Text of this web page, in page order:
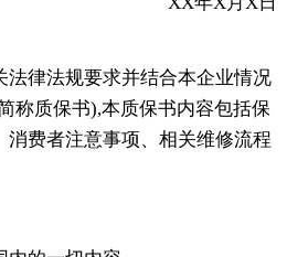
法律法规要求并结合本企业情况
称质保书),本质保书内容包括保
消费者注意事项、相关维修流程